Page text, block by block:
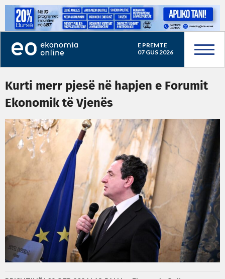
E PREMTE
07 GUS 2026
Kurti merr pjesë në hapjen e Forumit
Ekonomik të Vjenës